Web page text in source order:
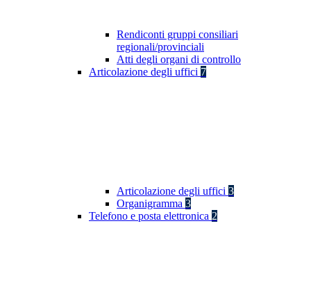
Rendiconti gruppi consiliari
regionali/provinciali
Atti degli organi di controllo
Articolazione degli uffici 7
Articolazione degli uffici 3
Organigramma 3
Telefono e posta elettronica 2